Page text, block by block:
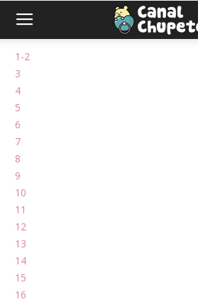
1-2
3
4
5
6
7
8
9
10
11
12
13
14
15
16